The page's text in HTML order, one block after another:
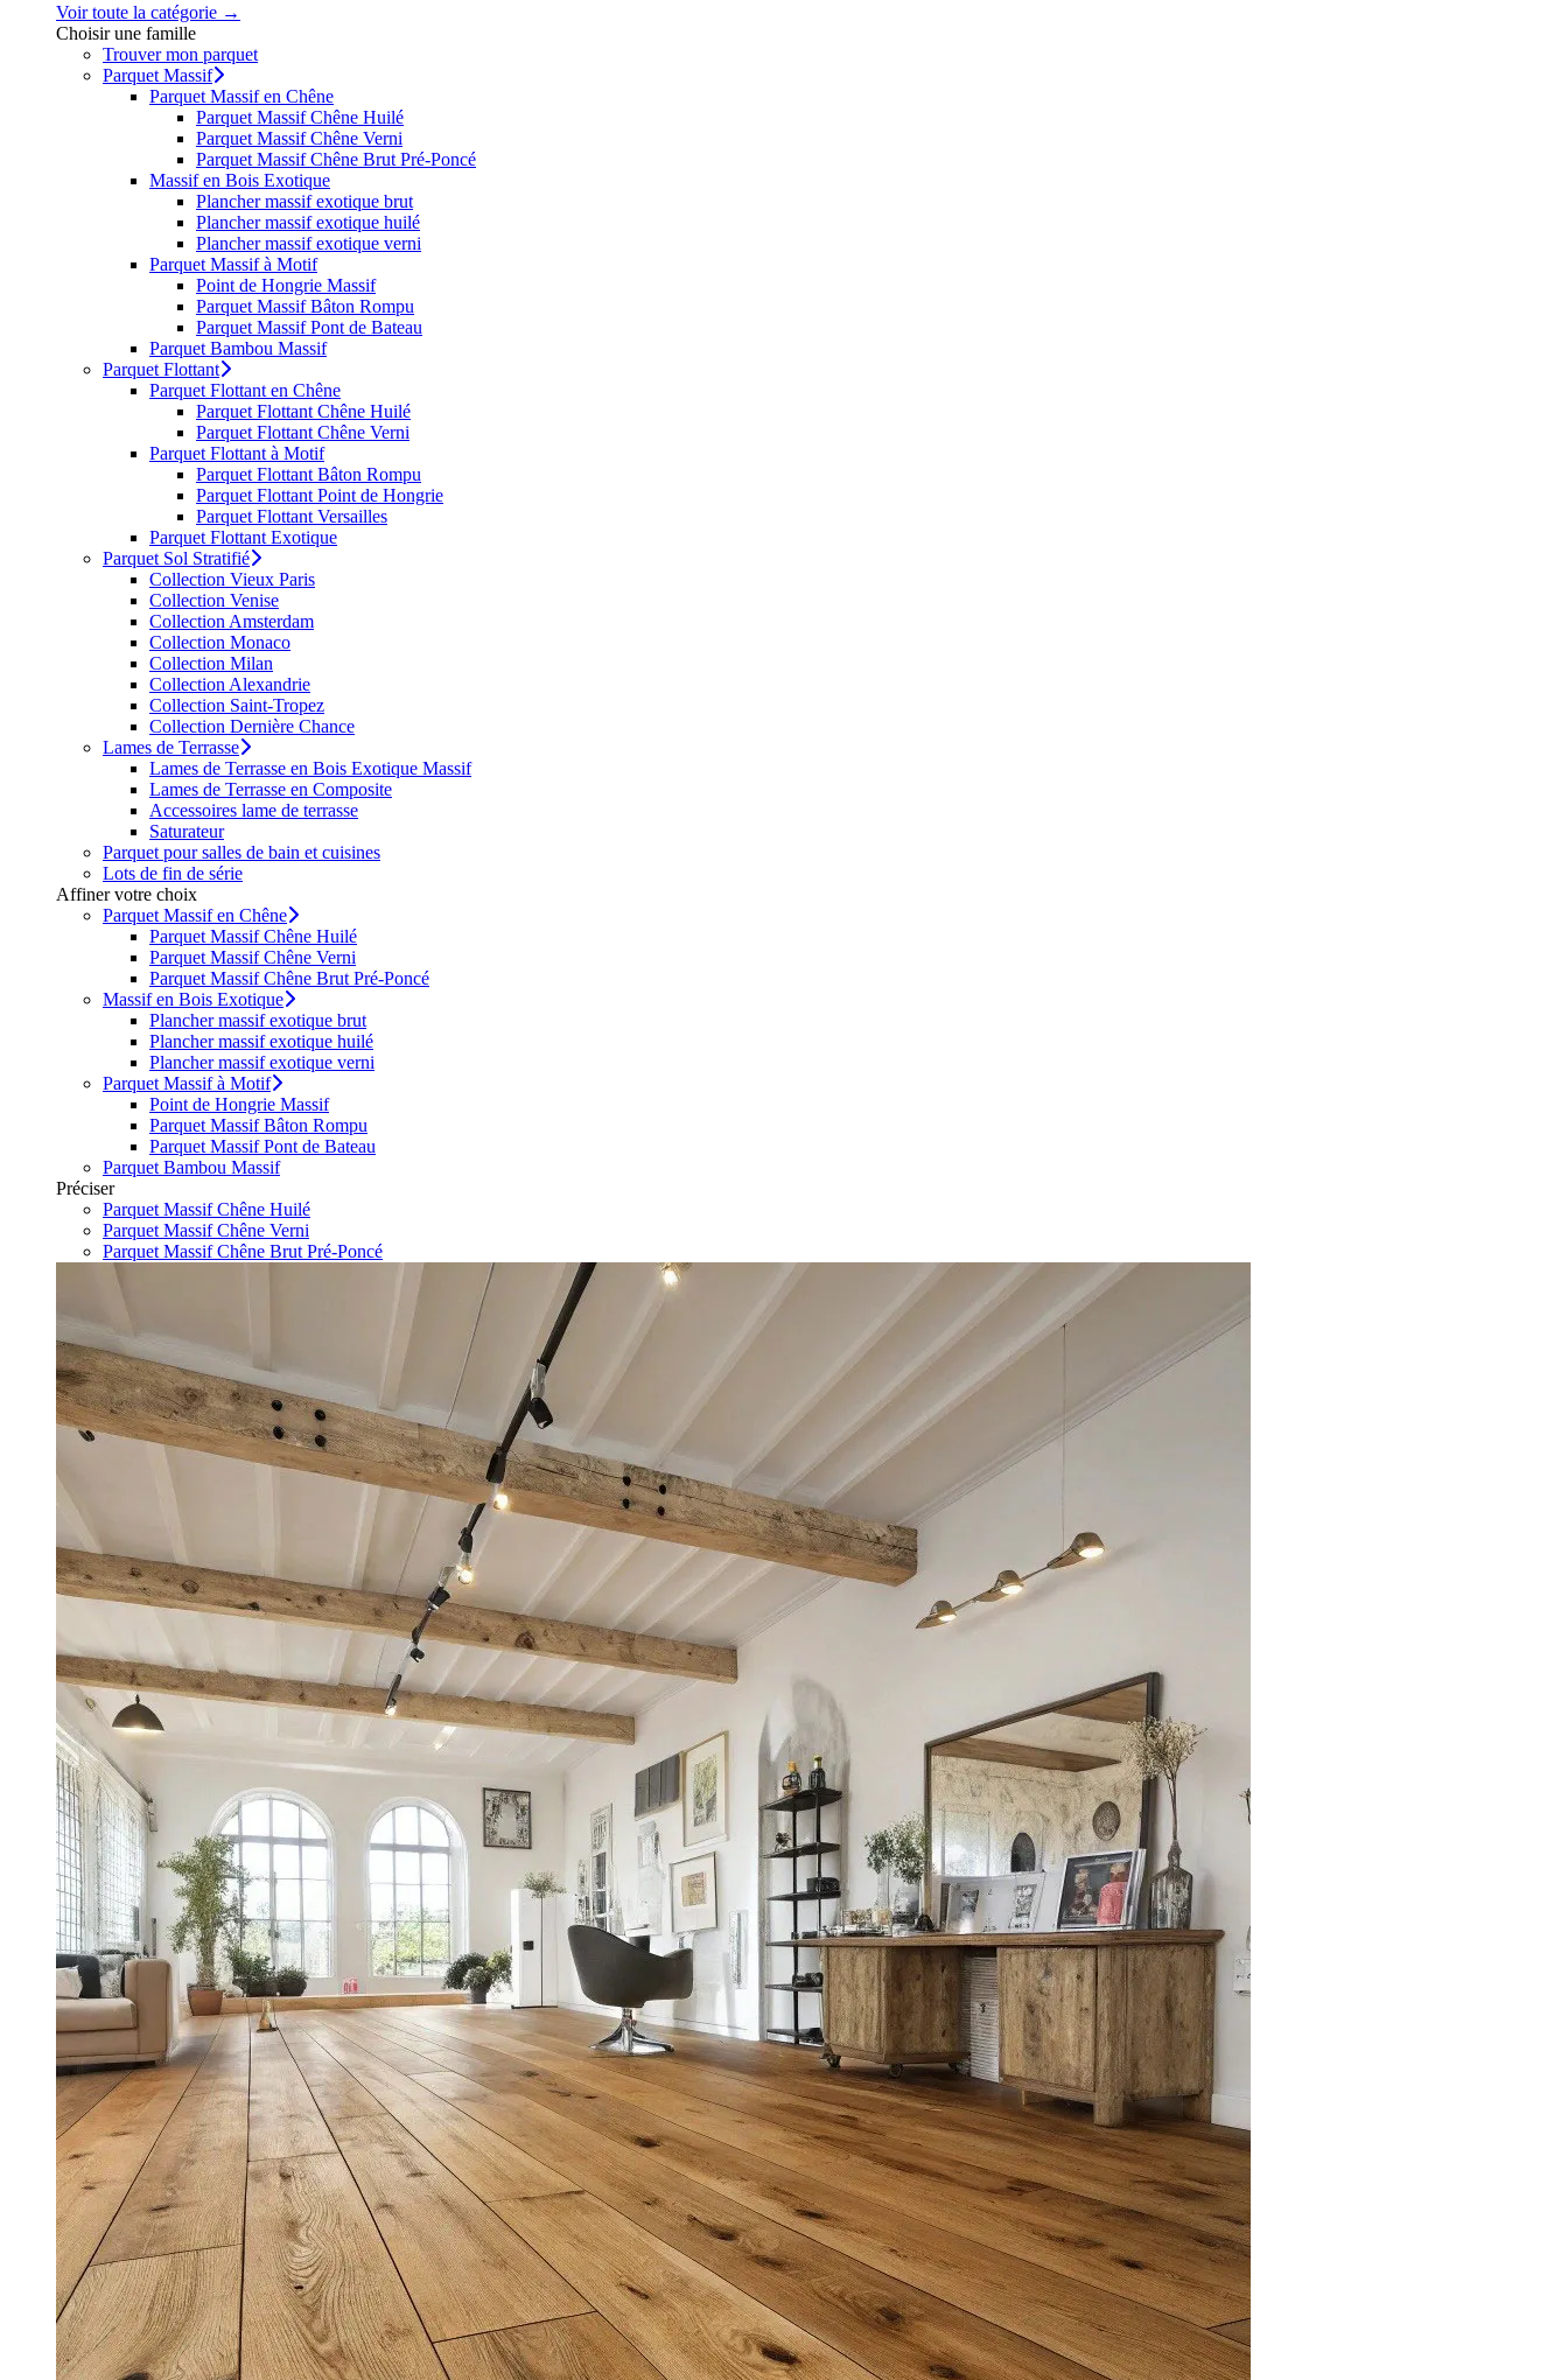
Voir toute la catégorie →
Choisir une famille
Trouver mon parquet
Parquet Massif
Parquet Massif en Chêne
Parquet Massif Chêne Huilé
Parquet Massif Chêne Verni
Parquet Massif Chêne Brut Pré-Poncé
Massif en Bois Exotique
Plancher massif exotique brut
Plancher massif exotique huilé
Plancher massif exotique verni
Parquet Massif à Motif
Point de Hongrie Massif
Parquet Massif Bâton Rompu
Parquet Massif Pont de Bateau
Parquet Bambou Massif
Parquet Flottant
Parquet Flottant en Chêne
Parquet Flottant Chêne Huilé
Parquet Flottant Chêne Verni
Parquet Flottant à Motif
Parquet Flottant Bâton Rompu
Parquet Flottant Point de Hongrie
Parquet Flottant Versailles
Parquet Flottant Exotique
Parquet Sol Stratifié
Collection Vieux Paris
Collection Venise
Collection Amsterdam
Collection Monaco
Collection Milan
Collection Alexandrie
Collection Saint-Tropez
Collection Dernière Chance
Lames de Terrasse
Lames de Terrasse en Bois Exotique Massif
Lames de Terrasse en Composite
Accessoires lame de terrasse
Saturateur
Parquet pour salles de bain et cuisines
Lots de fin de série
Affiner votre choix
Parquet Massif en Chêne
Parquet Massif Chêne Huilé
Parquet Massif Chêne Verni
Parquet Massif Chêne Brut Pré-Poncé
Massif en Bois Exotique
Plancher massif exotique brut
Plancher massif exotique huilé
Plancher massif exotique verni
Parquet Massif à Motif
Point de Hongrie Massif
Parquet Massif Bâton Rompu
Parquet Massif Pont de Bateau
Parquet Bambou Massif
Préciser
Parquet Massif Chêne Huilé
Parquet Massif Chêne Verni
Parquet Massif Chêne Brut Pré-Poncé